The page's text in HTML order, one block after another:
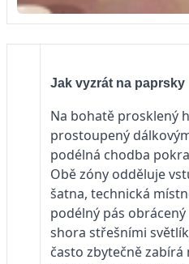
Jak vyzrát na paprsky
Na bohatě prosklený
prostoupený
podélná chodba
Obě zóny odděluje
šatna, technická
podélný pás
shora střešními
často zbytečně